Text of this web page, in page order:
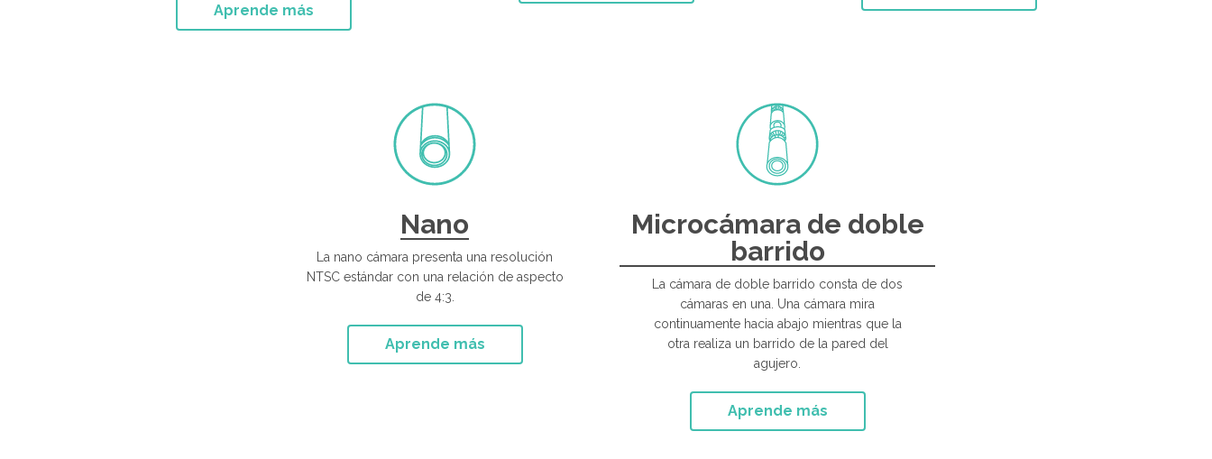
Aprende más
Nano
La nano cámara presenta una resolución
NTSC estándar con una relación de aspecto
de 4:3.
Aprende más
Microcámara de doble
barrido
La cámara de doble barrido consta de dos
cámaras en una. Una cámara mira
continuamente hacia abajo mientras que la
otra realiza un barrido de la pared del
agujero.
Aprende más